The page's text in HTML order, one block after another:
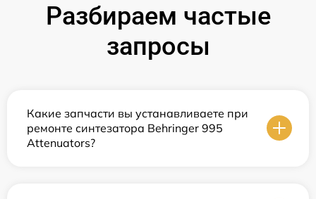
Разбираем частые
запросы
Какие запчасти вы устанавливаете при
ремонте синтезатора Behringer 995
Attenuators?